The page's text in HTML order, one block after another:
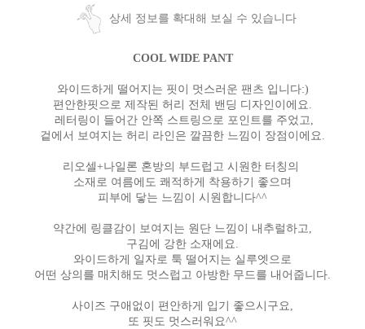
상세 정보를 확대해 보실 수 있습니다
COOL WIDE PANT
와이드하게 떨어지는 핏이 멋스러운 팬츠 입니다:)
편안한핏으로 제작된 허리 전체 밴딩 디자인이에요.
레터링이 들어간 안쪽 스트링으로 포인트를 주었고,
겉에서 보여지는 허리 라인은 깔끔한 느낌이 장점이에요.
리오셀+나일론 혼방의 부드럽고 시원한 터칭의
소재로 여름에도 쾌적하게 착용하기 좋으며
피부에 닿는 느낌이 시원합니다^^
약간에 링클감이 보여지는 원단 느낌이 내추럴하고,
구김에 강한 소재에요.
와이드하게 일자로 툭 떨어지는 실루엣으로
어떤 상의를 매치해도 멋스럽고 아방한 무드를 내어줍니다.
사이즈 구애없이 편안하게 입기 좋으시구요,
또 핏도 멋스러워요^^